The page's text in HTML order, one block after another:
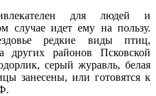
для людей и
случае идет ему на пользу.
редкие виды птиц,
других районов Псковской
серый журавль, белая
занесены, или готовятся к